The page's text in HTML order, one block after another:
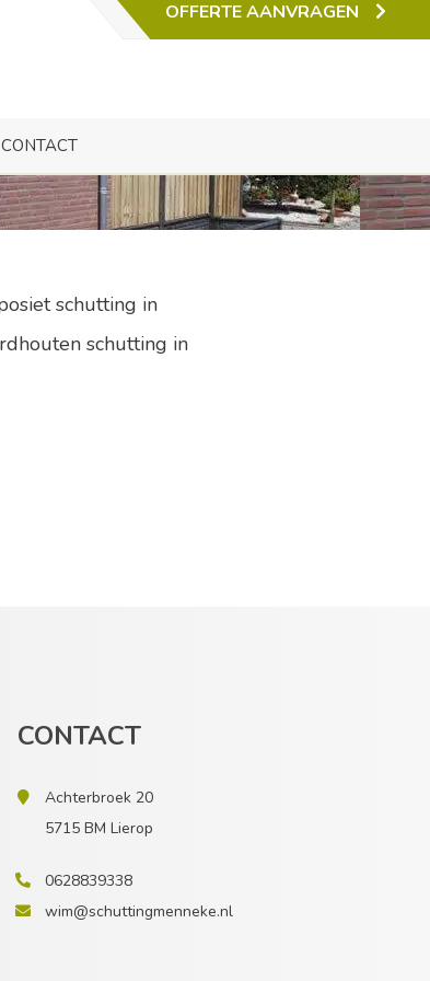
OFFERTE AANVRAGEN
CONTACT
schutting in
schutting in
CONTACT
Achterbroek 20
5715 BM Lierop
0628839338
wim@schuttingmenneke.nl